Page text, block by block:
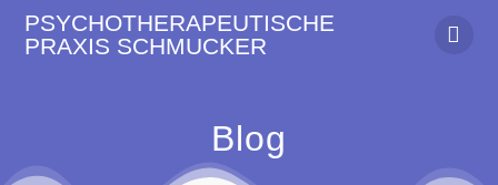
Inhalt
springen
PSYCHOTHERAPEUTISCHE
PRAXIS SCHMUCKER
Blog